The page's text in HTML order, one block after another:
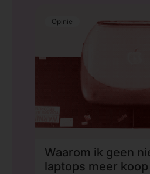
Opinie
Waarom ik geen
laptops meer koop